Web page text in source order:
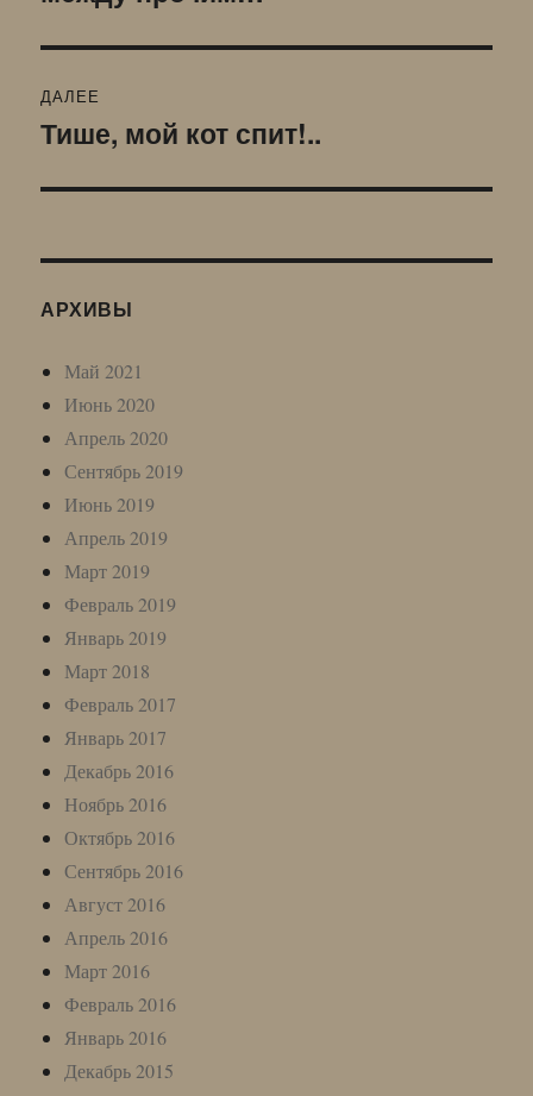
ДАЛЕЕ
Следующая
Тише, мой кот спит!..
АРХИВЫ
Май 2021
Июнь 2020
Апрель 2020
Сентябрь 2019
Июнь 2019
Апрель 2019
Март 2019
Февраль 2019
Январь 2019
Март 2018
Февраль 2017
Январь 2017
Декабрь 2016
Ноябрь 2016
Октябрь 2016
Сентябрь 2016
Август 2016
Апрель 2016
Март 2016
Февраль 2016
Январь 2016
Декабрь 2015